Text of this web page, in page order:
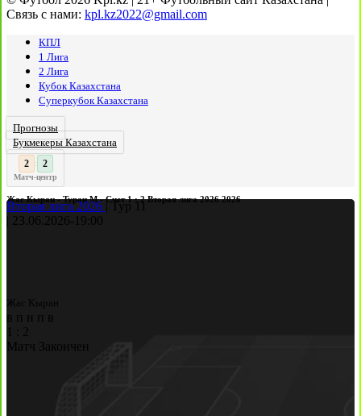
Связь с нами: kpl.kz2022@gmail.com
КПЛ
1 Лига
2 Лига
Кубок Казахстана
Суперкубок Казахстана
Прогнозы
Букмекеры Казахстана
3 : 2
Матч-центр
Жас Кыран - Туран М - Счет 1 : 2 Вторая лига 2026 2026
Вторая лига 2026
Тур 11
23.06.2026- 19:00
Жас Кыран
в п н п
в
1
2
Матч Закончен